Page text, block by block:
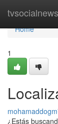
tvsocialnews
Home
Home
1
¿Estás